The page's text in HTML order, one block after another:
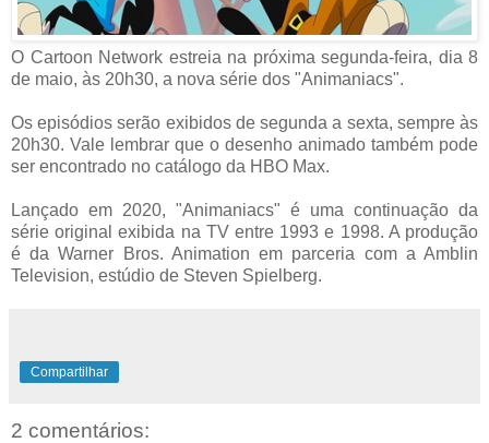
O Cartoon Network estreia na próxima segunda-feira, dia 8
de maio, às 20h30, a nova série dos "Animaniacs".
Os episódios serão exibidos de segunda a sexta, sempre às
20h30. Vale lembrar que o desenho animado também pode
ser encontrado no catálogo da HBO Max.
Lançado em 2020, "Animaniacs" é uma continuação da
série original exibida na TV entre 1993 e 1998. A produção
é da Warner Bros. Animation em parceria com a Amblin
Television, estúdio de Steven Spielberg.
Compartilhar
2 comentários: